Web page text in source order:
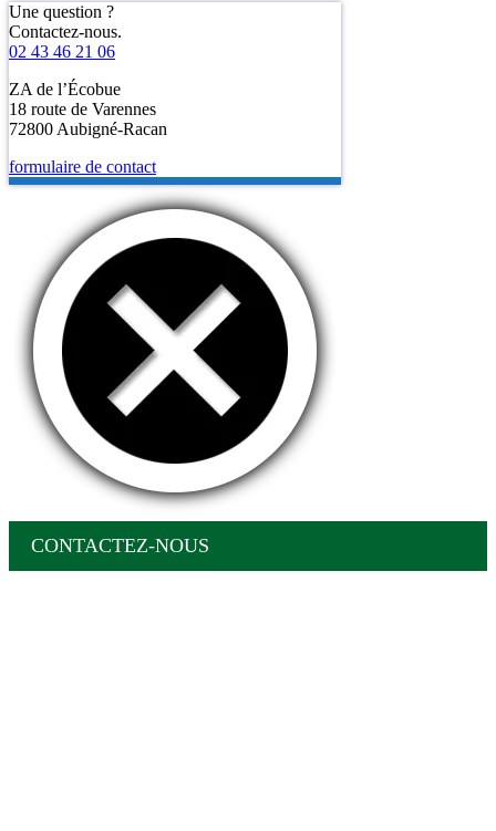
Une question ?
Contactez-nous.
02 43 46 21 06
ZA de l’Écobue
18 route de Varennes
72800 Aubigné-Racan
formulaire de contact
CONTACTEZ-NOUS